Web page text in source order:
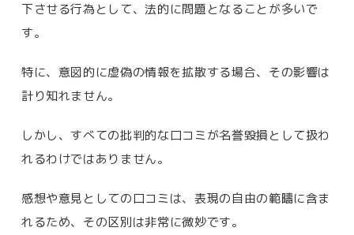
下させる行為として、法的に問題となることが多いで
す。
特に、意図的に虚偽の情報を拡散する場合、その影響は
計り知れません。
しかし、すべての批判的な口コミが名誉毀損として扱わ
れるわけではありません。
感想や意見としての口コミは、表現の自由の範疇に含ま
れるため、その区別は非常に微妙です。